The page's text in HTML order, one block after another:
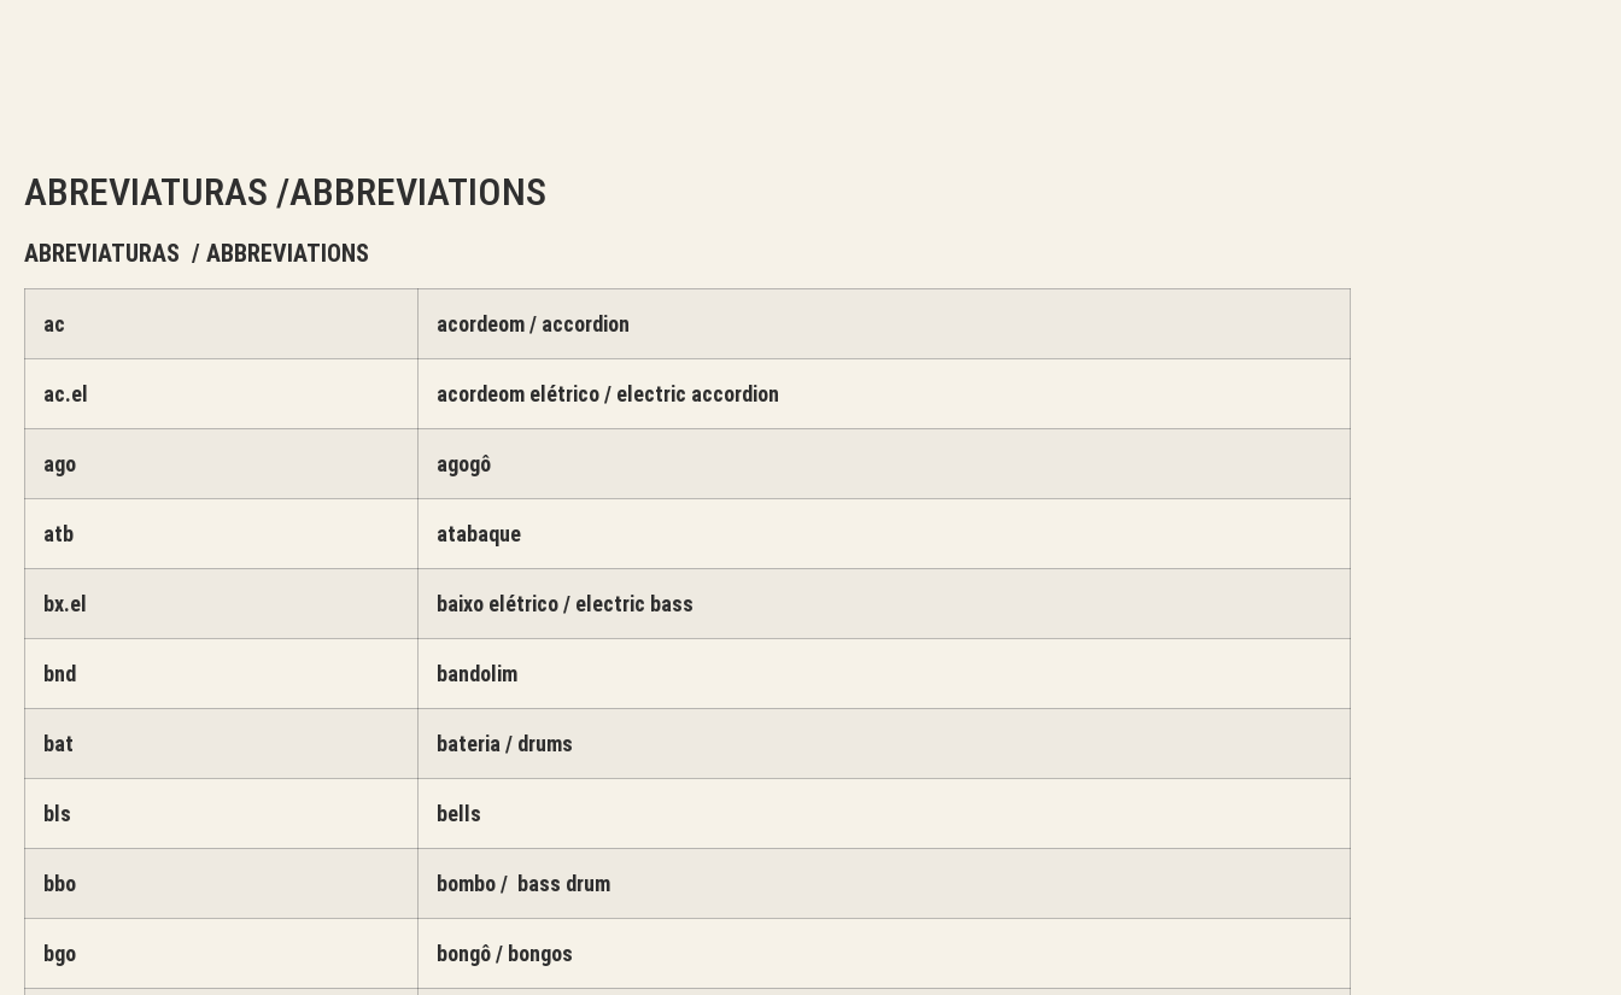
ABREVIATURAS /ABBREVIATIONS
ABREVIATURAS / ABBREVIATIONS
ac acordeom / accordion
ac.el acordeom elétrico / electric accordion
ago agogô
atb atabaque
bx.el baixo elétrico / electric bass
bnd bandolim
bat bateria / drums
bls bells
bbo bombo / bass drum
bgo bongô / bongos